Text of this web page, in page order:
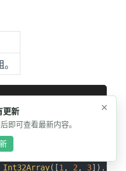
Int32Array([1,
Int32Array( [1 , 2 , 3] ) . fill
×
更新
即可查看最新内容。